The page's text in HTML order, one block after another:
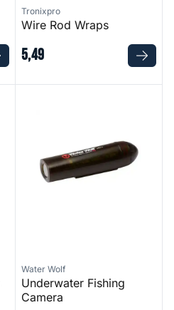
Tronixpro
Wire Rod Wraps
5,49
Water Wolf
Underwater Fishing
Camera